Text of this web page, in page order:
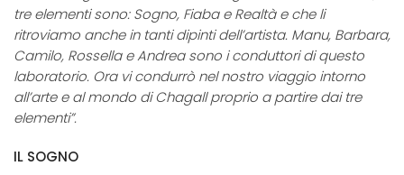
tre elementi sono: Sogno, Fiaba e Realtà e che li
ritroviamo anche in tanti dipinti dell’artista. Manu, Barbara,
Camilo, Rossella e Andrea sono i conduttori di questo
laboratorio. Ora vi condurrò nel nostro viaggio intorno
all’arte e al mondo di Chagall proprio a partire dai tre
elementi”.
IL SOGNO